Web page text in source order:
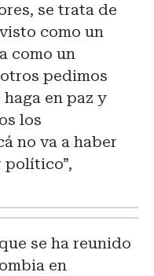
se trata de
como un
como un
pedimos
en paz y
los
no va a haber
se ha reunido
en